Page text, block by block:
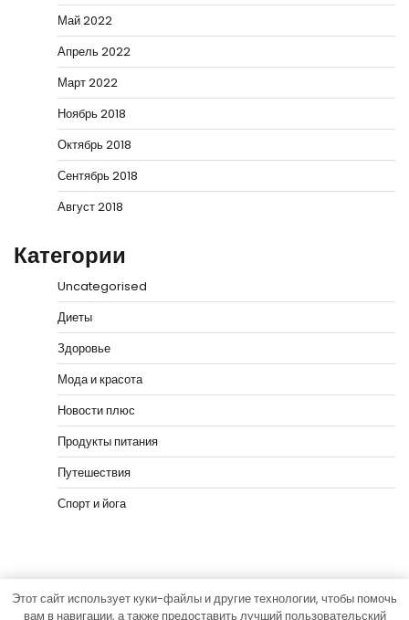
Май 2022
Апрель 2022
Март 2022
Ноябрь 2018
Октябрь 2018
Сентябрь 2018
Август 2018
Категории
Uncategorised
Диеты
Здоровье
Мода и красота
Новости плюс
Продукты питания
Путешествия
Спорт и йога
Copyright © 2026vip-hata.ruТема News Bank от
Этот сайт использует куки-файлы и другие технологии, чтобы помочь
вам в навигации, а также предоставить лучший пользовательский